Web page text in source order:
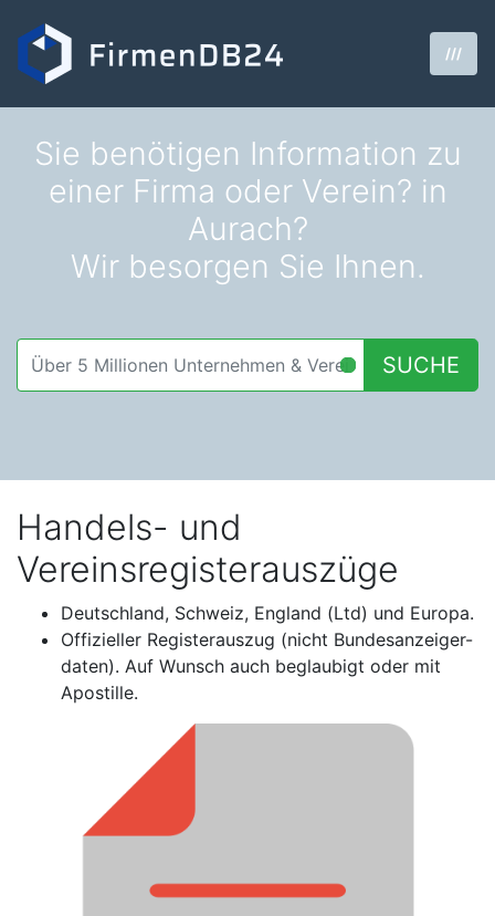
///
Sie benötigen Information zu
einer Firma oder Verein? in
Aurach?
Wir besorgen Sie Ihnen.
SUCHE
Handels- und
Vereinsregisterauszüge
Deutschland, Schweiz, England (Ltd) und Europa.
Offizieller Registerauszug (nicht Bundesanzeiger-
daten). Auf Wunsch auch beglaubigt oder mit
Apostille.